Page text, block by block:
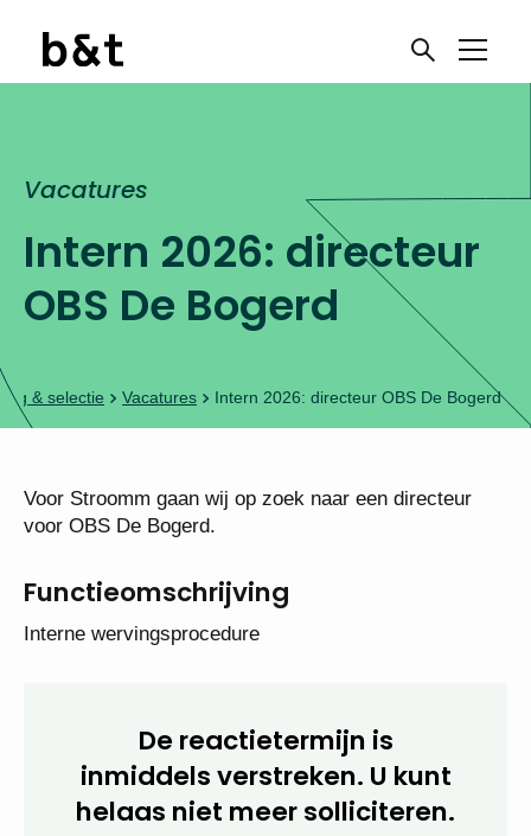
Intern 2026: directeur
OBS De Bogerd
Vacatures
& selectie Vacatures Intern 2026: directeur OBS De Bogerd
Voor Stroomm gaan wij op zoek naar een directeur
voor OBS De Bogerd.
Functieomschrijving
Interne wervingsprocedure
De reactietermijn is
inmiddels verstreken. U kunt
helaas niet meer solliciteren.